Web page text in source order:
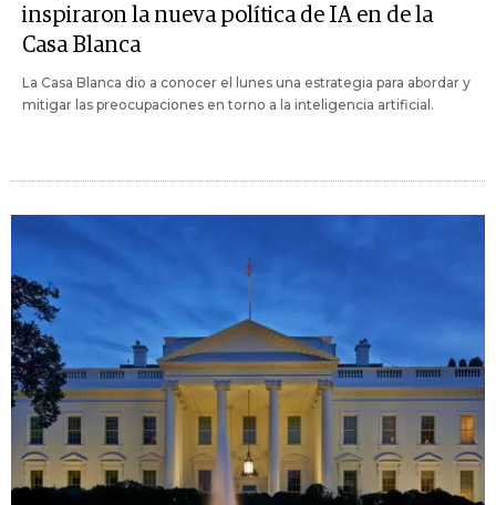
inspiraron la nueva política de IA en de la
Casa Blanca
La Casa Blanca dio a conocer el lunes una estrategia para abordar y
mitigar las preocupaciones en torno a la inteligencia artificial.